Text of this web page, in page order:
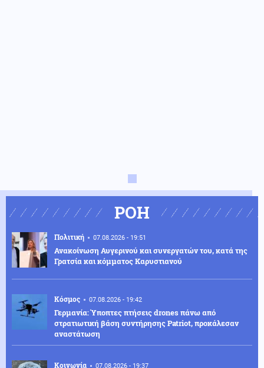
ΡΟΗ
Πολιτική 07.08.2026 - 19:51
Ανακοίνωση Αυγερινού και συνεργατών του, κατά της
Γρατσία και κόμματος Καρυστιανού
Κόσμος 07.08.2026 - 19:42
Γερμανία: Ύποπτες πτήσεις drones πάνω από
στρατιωτική βάση συντήρησης Patriot, προκάλεσαν
αναστάτωση
Κοινωνία 07.08.2026 - 19:37